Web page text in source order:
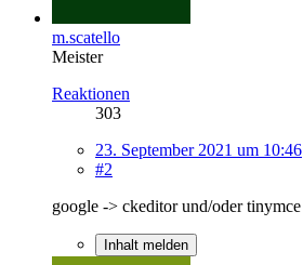
m.scatello
Meister
Reaktionen
303
23. September 2021 um 10:46
#2
google -> ckeditor und/oder tinymce
Inhalt melden